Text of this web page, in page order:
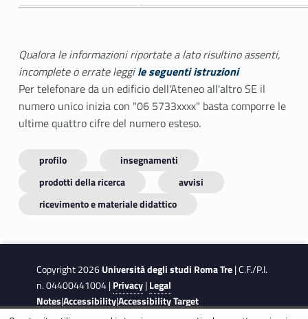
Qualora le informazioni riportate a lato risultino assenti,
incomplete o errate leggile seguenti istruzioni
Per telefonare da un edificio dell'Ateneo all'altro SE il
numero unico inizia con "06 5733xxxx" basta comporre le
ultime quattro cifre del numero esteso.
profilo
insegnamenti
prodotti della ricerca
avvisi
ricevimento e materiale didattico
Copyright 2026Università degli studi Roma Tre| C.F./P.I.
n. 04400441004 |Privacy|Legal
Notes|Accessibility|Accessibility Target